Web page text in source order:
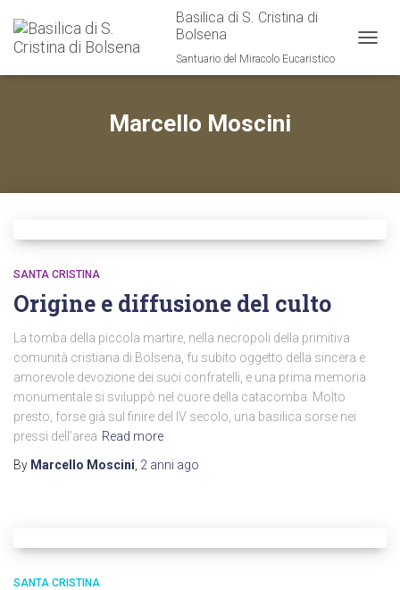
Basilica di S. Cristina di
Bolsena
Santuario del Miracolo Eucaristico
Marcello Moscini
SANTA CRISTINA
Origine e diffusione del culto
La tomba della piccola martire, nella necropoli della primitiva
comunità cristiana di Bolsena, fu subito oggetto della sincera e
amorevole devozione dei suoi confratelli, e una prima memoria
monumentale si sviluppò nel cuore della catacomba. Molto
presto, forse già sul finire del IV secolo, una basilica sorse nei
pressi dell’area Read more
By Marcello Moscini 2 anni ago
SANTA CRISTINA